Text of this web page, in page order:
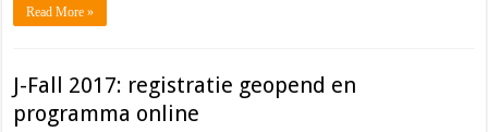
Read More »
J-Fall 2017: registratie geopend en
programma online